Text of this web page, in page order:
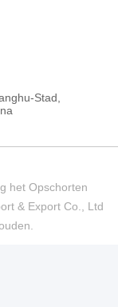
Stad,
het Opschorten
& Export Co., Ltd